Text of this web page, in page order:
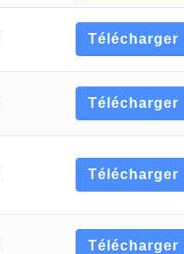
Télécharger
Télécharger
Télécharger
Télécharger